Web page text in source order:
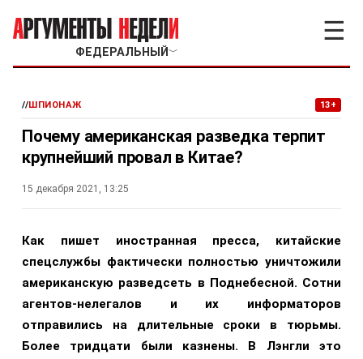
ФЕДЕРАЛЬНЫЙ ﹀
☰
//ШПИОНАЖ 13+
Почему американская разведка терпит
крупнейший провал в Китае?
15 декабря 2021, 13:25
Как пишет иностранная пресса, китайские
спецслужбы фактически полностью уничтожили
американскую разведсеть в Поднебесной. Сотни
агентов-нелегалов и их информаторов
отправились на длительные сроки в тюрьмы.
Более тридцати были казнены. В Лэнгли это